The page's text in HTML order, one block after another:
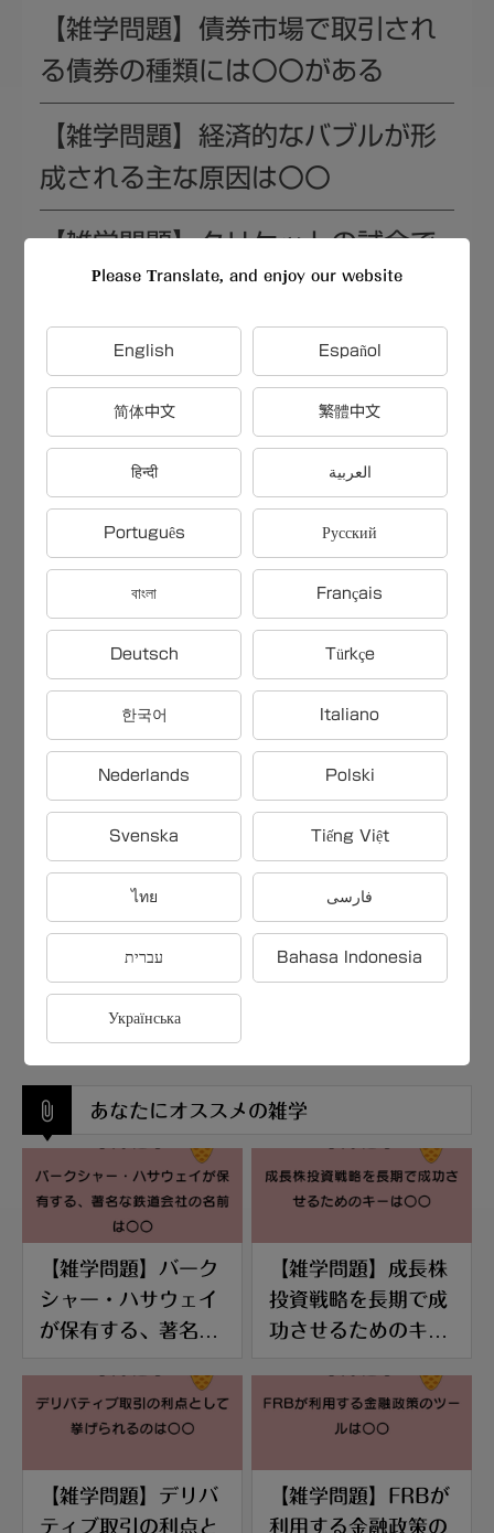
【雑学問題】債券市場で取引され
る債券の種類には〇〇がある
【雑学問題】経済的なバブルが形
成される主な原因は〇〇
【雑学問題】クリケットの試合で
得点を記録するために選手が走る
距離は〇〇
【雑学問題】フランスでランチに
欠かせない伝統的な要素は〇〇
【雑学問題】企業価値を評価する
際に用いられる主な方法は〇〇
【雑学問題】ロボットを活用した
環境保護活動の一例は〇〇
【雑学問題】GDPの増加が示す経
済の状態は〇〇
【雑学問題】唐辛子栽培で注意す
べき一般的な害虫は〇〇
【雑学問題】世界で最も高いビル
がある都市は〇〇
あなたにオススメの雑学
【雑学問題】バーク
シャー・ハサウェイ
が保有する、著名な
【雑学問題】成長株
投資戦略を長期で成
功させるためのキー
【雑学問題】デリバ
ティブ取引の利点と
【雑学問題】FRBが
利用する金融政策の
Please Translate, and enjoy our website
English Español
简体中文 繁體中文
हिन्दी العربية
Português Русский
বাংলা Français
Deutsch Türkçe
한국어 Italiano
Nederlands Polski
Svenska Tiếng Việt
ไทย فارسی
עברית Bahasa Indonesia
Українська